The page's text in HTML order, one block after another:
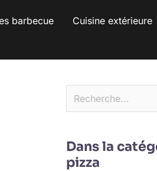
barbecue
Cuisine extérieure
Dans la
pizza